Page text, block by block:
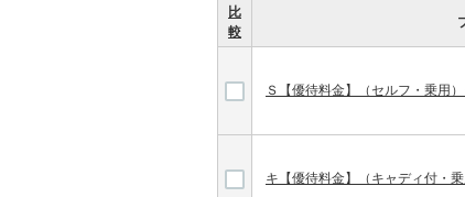
比
較
Ｓ【優待料金】（セルフ・乗用
キ【優待料金】（キャディ付・